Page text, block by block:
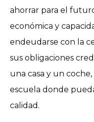
ahorrar para el
económica y
endeudarse con la
sus obligaciones
una casa y un
escuela donde
calidad.